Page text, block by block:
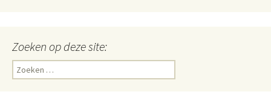
Zoeken op deze site:
Zoeken
naar: